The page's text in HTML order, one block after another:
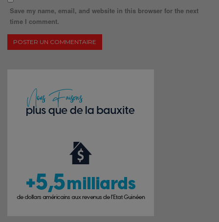
Save my name, email, and website in this browser for the next
time I comment.